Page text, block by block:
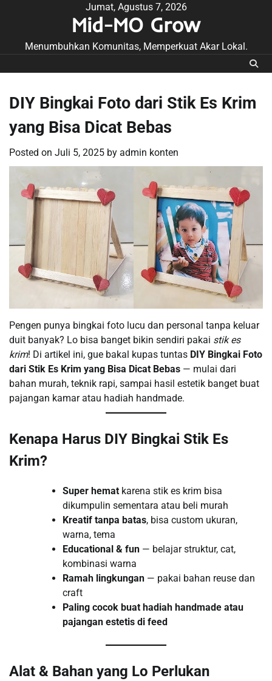
Jumat, Agustus 7, 2026
Mid-MO Grow
Menumbuhkan Komunitas, Memperkuat Akar Lokal.
DIY Bingkai Foto dari Stik Es Krim
yang Bisa Dicat Bebas
Posted on Juli 5, 2025 by admin konten
Pengen punya bingkai foto lucu dan personal tanpa keluar
duit banyak? Lo bisa banget bikin sendiri pakai stik es
krim! Di artikel ini, gue bakal kupas tuntas DIY Bingkai Foto
dari Stik Es Krim yang Bisa Dicat Bebas — mulai dari
bahan murah, teknik rapi, sampai hasil estetik banget buat
pajangan kamar atau hadiah handmade.
Kenapa Harus DIY Bingkai Stik Es
Krim?
Super hemat karena stik es krim bisa
dikumpulin sementara atau beli murah
Kreatif tanpa batas, bisa custom ukuran,
warna, tema
Educational & fun — belajar struktur, cat,
kombinasi warna
Ramah lingkungan — pakai bahan reuse dan
craft
Paling cocok buat hadiah handmade atau
pajangan estetis di feed
Alat & Bahan yang Lo Perlukan